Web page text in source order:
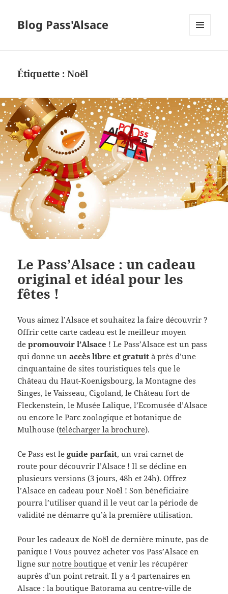
Blog Pass'Alsace
Étiquette :Noël
Le Pass’Alsace : un cadeau
original et idéal pour les
fêtes !
Vous aimez l’Alsace et souhaitez la faire découvrir ?
Offrir cette carte cadeau est le meilleur moyen
de promouvoir l’Alsace ! Le Pass’Alsace est un pass
qui donne unaccès libre et gratuit à près d’une
cinquantaine de sites touristiques tels que le
Château du Haut-Koenigsbourg, la Montagne des
Singes, le Vaisseau, Cigoland, le Château fort de
Fleckenstein, le Musée Lalique, l’Ecomusée d’Alsace
ou encore le Parc zoologique et botanique de
Mulhouse (télécharger la brochure).
Ce Pass est leguide parfait, un vrai carnet de
route pour découvrir l’Alsace ! Il se décline en
plusieurs versions (3 jours, 48h et 24h). Offrez
l’Alsace en cadeau pour Noël ! Son bénéficiaire
pourra l’utiliser quand il le veut car la période de
validité ne démarre qu’à la première utilisation.
Pour les cadeaux de Noël de dernière minute, pas de
panique ! Vous pouvez acheter vosPass’Alsace en
ligne surnotre boutique et venir les récupérer
auprès d’un point retrait. Il y a 4 partenaires en
Alsace : la boutique Batorama au centre-ville de